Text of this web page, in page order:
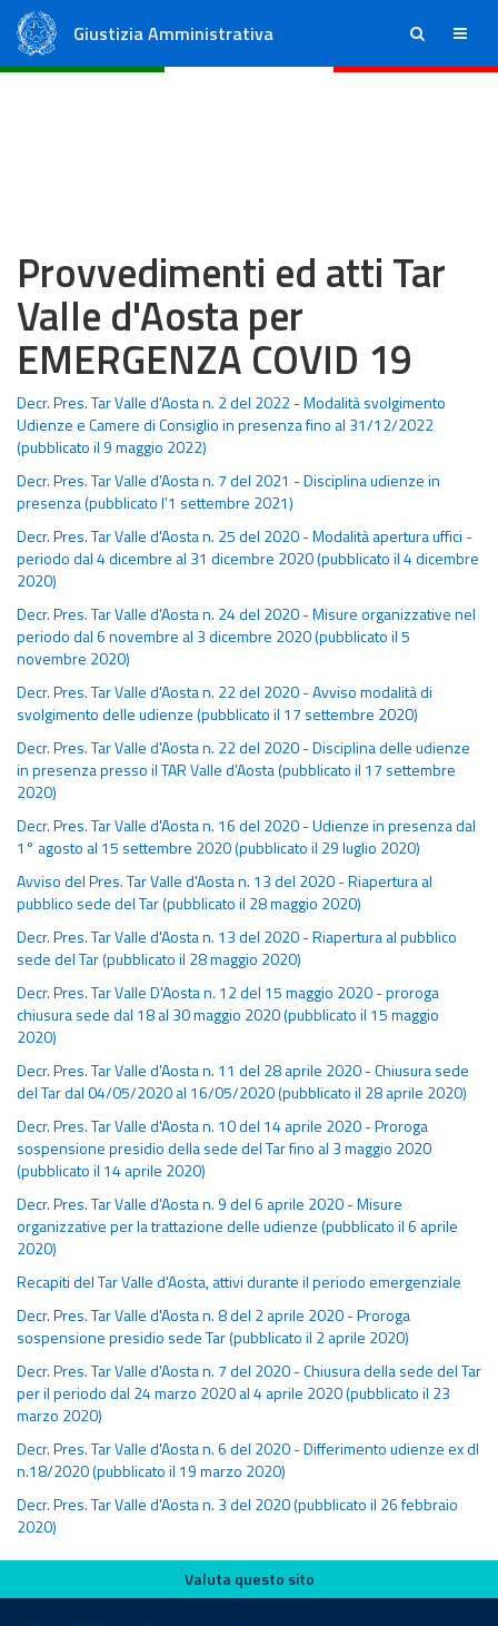
Giustizia Amministrativa ricerca menu
Provvedimenti ed atti Tar
Valle d'Aosta per
EMERGENZA COVID 19
Decr. Pres. Tar Valle d'Aosta n. 2 del 2022 - Modalità svolgimento
Udienze e Camere di Consiglio in presenza fino al 31/12/2022
(pubblicato il 9 maggio 2022)
Decr. Pres. Tar Valle d'Aosta n. 7 del 2021 - Disciplina udienze in
presenza (pubblicato l'1 settembre 2021)
Decr. Pres. Tar Valle d'Aosta n. 25 del 2020 - Modalità apertura uffici -
periodo dal 4 dicembre al 31 dicembre 2020 (pubblicato il 4 dicembre
2020)
Decr. Pres. Tar Valle d'Aosta n. 24 del 2020 - Misure organizzative nel
periodo dal 6 novembre al 3 dicembre 2020 (pubblicato il 5
novembre 2020)
Decr. Pres. Tar Valle d'Aosta n. 22 del 2020 - Avviso modalità di
svolgimento delle udienze (pubblicato il 17 settembre 2020)
Decr. Pres. Tar Valle d'Aosta n. 22 del 2020 - Disciplina delle udienze
in presenza presso il TAR Valle d’Aosta (pubblicato il 17 settembre
2020)
Decr. Pres. Tar Valle d'Aosta n. 16 del 2020 - Udienze in presenza dal
1° agosto al 15 settembre 2020 (pubblicato il 29 luglio 2020)
Avviso del Pres. Tar Valle d'Aosta n. 13 del 2020 - Riapertura al
pubblico sede del Tar (pubblicato il 28 maggio 2020)
Decr. Pres. Tar Valle d'Aosta n. 13 del 2020 - Riapertura al pubblico
sede del Tar (pubblicato il 28 maggio 2020)
Decr. Pres. Tar Valle D'Aosta n. 12 del 15 maggio 2020 - proroga
chiusura sede dal 18 al 30 maggio 2020 (pubblicato il 15 maggio
2020)
Decr. Pres. Tar Valle d'Aosta n. 11 del 28 aprile 2020 - Chiusura sede
del Tar dal 04/05/2020 al 16/05/2020 (pubblicato il 28 aprile 2020)
Decr. Pres. Tar Valle d'Aosta n. 10 del 14 aprile 2020 - Proroga
sospensione presidio della sede del Tar fino al 3 maggio 2020
(pubblicato il 14 aprile 2020)
Decr. Pres. Tar Valle d'Aosta n. 9 del 6 aprile 2020 - Misure
organizzative per la trattazione delle udienze (pubblicato il 6 aprile
2020)
Recapiti del Tar Valle d'Aosta, attivi durante il periodo emergenziale
Decr. Pres. Tar Valle d'Aosta n. 8 del 2 aprile 2020 - Proroga
sospensione presidio sede Tar (pubblicato il 2 aprile 2020)
Decr. Pres. Tar Valle d'Aosta n. 7 del 2020 - Chiusura della sede del Tar
per il periodo dal 24 marzo 2020 al 4 aprile 2020 (pubblicato il 23
marzo 2020)
Decr. Pres. Tar Valle d'Aosta n. 6 del 2020 - Differimento udienze ex dl
n.18/2020 (pubblicato il 19 marzo 2020)
Decr. Pres. Tar Valle d'Aosta n. 3 del 2020 (pubblicato il 26 febbraio
2020)
Valuta questo sito
Valuta questo sito